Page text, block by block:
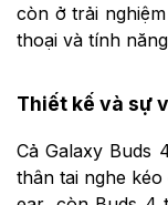
còn ở trải
thoại và tính
Thiết kế và sự
Cả Galaxy Buds
thân tai nghe